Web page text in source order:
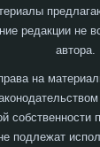
редакции не
автора.
на
собственности
подлежат